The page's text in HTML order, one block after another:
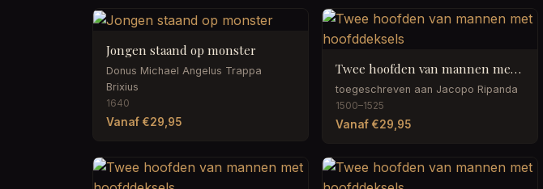
Jongen staand op monster
Donus Michael Angelus Trappa
Brixius
1640
Vanaf €29,95
Twee hoofden van mannen met hoofddeksels
toegeschreven aan Jacopo Ripanda
1500–1525
Vanaf €29,95